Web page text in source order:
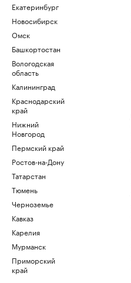
Екатеринбург
Новосибирск
Омск
Башкортостан
Вологодская
область
Калининград
Краснодарский
край
Нижний
Новгород
Пермский край
Ростов-на-Дону
Татарстан
Тюмень
Черноземье
Кавказ
Карелия
Мурманск
Приморский
край